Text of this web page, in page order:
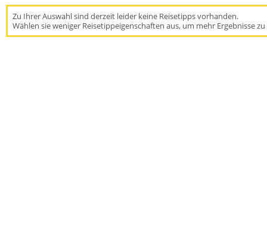
Zu Ihrer Auswahl sind derzeit leider keine Reisetipps vorhanden.
Wählen sie weniger Reisetippeigenschaften aus, um mehr Ergebnisse